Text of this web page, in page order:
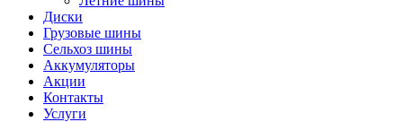
Диски
Грузовые шины
Сельхоз шины
Аккумуляторы
Акции
Контакты
Услуги